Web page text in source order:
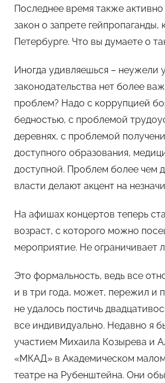
Последнее время также
закон о запрете гейпропаганды,
Петербурге. Что вы думаете о
Иногда удивляешься – неужели
законодательства нет более
проблем? Надо с коррупцией
бедностью, с проблемой
деревнях, с проблемой
доступного образования,
доступной. Проблем более чем
власти делают акцент на
На афишах концертов теперь
возраст, с которого можно
мероприятие. Не ограничивает
Это формальность, ведь все
и в три года, может, пережил и
не удалось постичь
все индивидуально. Недавно я
участием Михаила Козырева и
«МКАД» в Академическом
театре на Рубенштейна. Они